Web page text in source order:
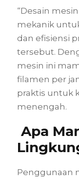
“Desain
mekanik
dan efisiensi
tersebut.
mesin ini
filamen per
praktis untuk
menengah.
Apa
Penggunaan